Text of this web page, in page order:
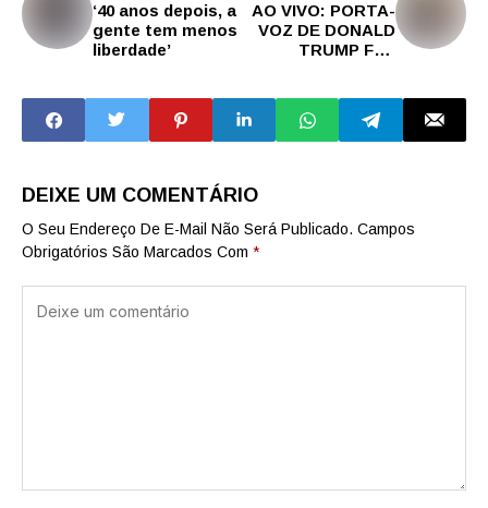
‘40 anos depois, a
gente tem menos
liberdade’
AO VIVO: PORTA-
VOZ DE DONALD
TRUMP FAZ
S, REBATE
REPÓRTERES DE
ESQUERDA E RE..
DEIXE UM COMENTÁRIO
O Seu Endereço De E-Mail Não Será Publicado. Campos
Obrigatórios São Marcados Com *